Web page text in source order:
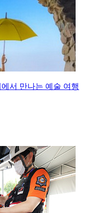
서 만나는 예술 여행